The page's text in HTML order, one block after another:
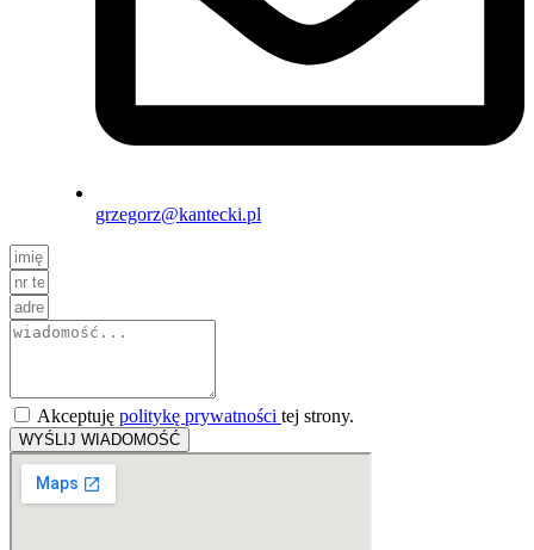
grzegorz@kantecki.pl
Akceptuję politykę prywatności tej strony.
WYŚLIJ WIADOMOŚĆ